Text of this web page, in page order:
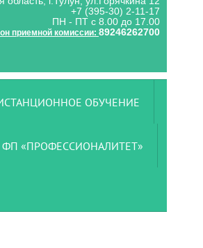
+7 (395-30) 2-11-17
ПН - ПТ с 8.00 до 17.00
приемной комиссии: 89246262700
ОБУЧЕНИЕ
ФП «ПРОФЕССИОНАЛИТЕТ»